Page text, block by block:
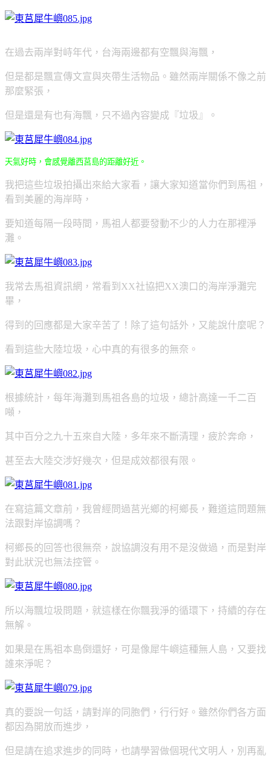
在過去兩岸對峙年代，台海兩邊都有空飄與海飄，
但是都是飄宣傳文宣與夾帶生活物品。雖然兩岸關係不像之前
那麼緊張，
但是還是有也有海飄，只不過內容變成『垃圾』。
天氣好時，會感覺離西莒島的距離好近。
我把這些垃圾拍攝出來給大家看，讓大家知道當你們到馬祖，
看到美麗的海岸時，
要知道每隔一段時間，馬祖人都要發動不少的人力在那裡淨
灘。
我常去馬祖資訊網，常看到XX社協把XX澳口的海岸淨灘完
畢，
得到的回應都是大家辛苦了！除了這句話外，又能說什麼呢？
看到這些大陸垃圾，心中真的有很多的無奈。
根據統計，每年海灘到馬祖各島的垃圾，總計高達一千二百
噸，
其中百分之九十五來自大陸，多年來不斷清理，疲於奔命，
甚至去大陸交涉好幾次，但是成效都很有限。
在寫這篇文章前，我曾經問過莒光鄉的柯鄉長，難道這問題無
法跟對岸協調嗎？
柯鄉長的回答也很無奈，說協調沒有用不是沒做過，而是對岸
對此狀況也無法控管。
所以海飄垃圾問題，就這樣在你飄我淨的循環下，持續的存在
無解。
如果是在馬祖本島倒還好，可是像犀牛嶼這種無人島，又要找
誰來淨呢？
真的要說一句話，請對岸的同胞們，行行好。雖然你們各方面
都因為開放而進步，
但是請在追求進步的同時，也請學習做個現代文明人，別再亂